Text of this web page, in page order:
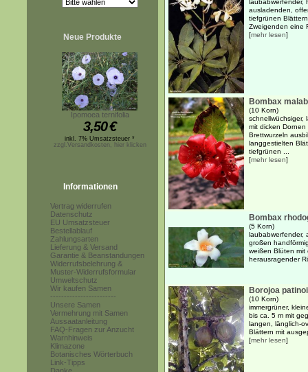
Neue Produkte
Ipomoea ternifolia
3,50€
inkl. 7% Umsatzsteuer *
zzgl.Versandkosten, hier klicken
Informationen
Vertrag widerrufen
Datenschutz
EU Umsatzsteuer
Bestellablauf
Zahlungsarten
Lieferung & Versand
Garantie & Beanstandungen
Widerrufsbelehrung &
Muster-Widerrufsformular
Umweltschutz
Wir kaufen Samen
------------------------
Unsere Samen
Vermehrung mit Samen
Aussaatanleitung
FAQ-Fragen zur Anzucht
Warnhinweis
Klimazone
Botanisches Wörterbuch
Link-Tipps
laubabwerfender,
ausladenden,
tiefgrünen
Zweigenden eine
[mehr lesen]
Bombax
(10 Korn)
schnellwüchsiger,
mit dicken Dornen
Brettwurzeln
langgestielten
tiefgrünen ...
[mehr lesen]
Bombax
(5 Korn)
laubabwerfender,
großen
weißen Blüten mit
herausragender
Borojoa
(10 Korn)
immergrüner,
bis ca. 5 m mit
langen, länglich-
Blättern mit
[mehr lesen]